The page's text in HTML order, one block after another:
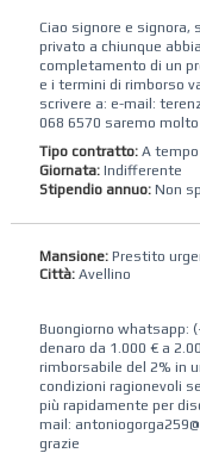
Ciao signore e signora,
privato a chiunque
completamento di un
e i termini di rimborso
scrivere a: e-mail:
068 6570 saremo
Tipo contratto:A
Giornata: Indifferente
Stipendio annuo: Non
Mansione:Prestito
Città:Avellino
Buongiorno whatsapp:
denaro da 1.000 € a
rimborsabile del 2% in
condizioni ragionevoli
più rapidamente per
mail:
grazie